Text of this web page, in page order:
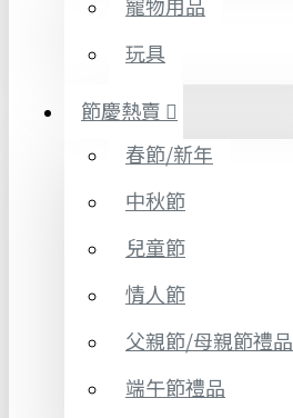
玩具
節慶熱賣
春節/新年
中秋節
兒童節
情人節
父親節/母親節禮品
端午節禮品